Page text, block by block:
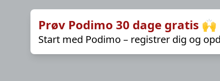
Prøv Podimo 30 dage gratis 🙌
Start med Podimo – registrer dig og